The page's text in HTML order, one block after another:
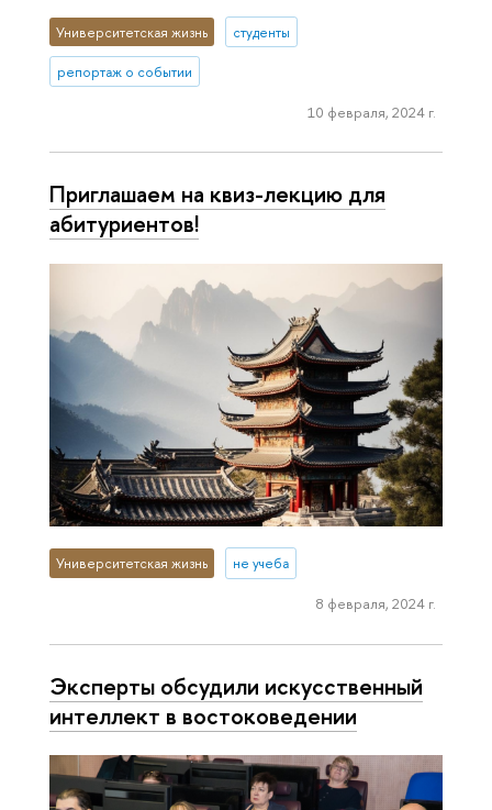
Университетская жизнь студенты
репортаж о событии
10 февраля, 2024 г.
Приглашаем на квиз-лекцию для
абитуриентов!
Университетская жизнь не учеба
8 февраля, 2024 г.
Эксперты обсудили искусственный
интеллект в востоковедении